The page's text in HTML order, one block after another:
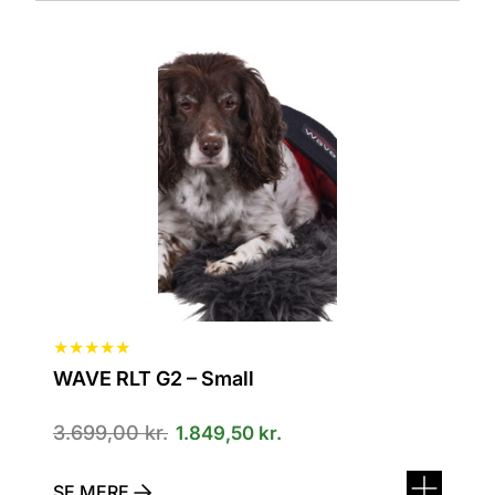
★★★★★
WAVE RLT G2 – Small
3.699,00kr. 1.849,50 kr.